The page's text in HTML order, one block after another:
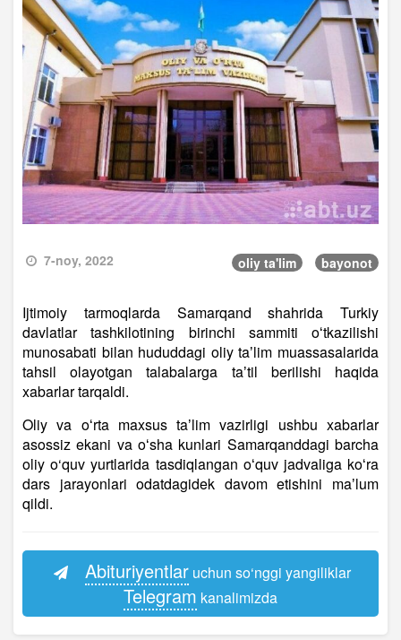
7-noy, 2022 oliy ta'lim bayonot
Ijtimoiy tarmoqlarda Samarqand shahrida Turkiy
davlatlar tashkilotining birinchi sammiti oʻtkazilishi
munosabati bilan hududdagi oliy taʼlim muassasalarida
tahsil olayotgan talabalarga taʼtil berilishi haqida
xabarlar tarqaldi.
Oliy va oʻrta maxsus taʼlim vazirligi ushbu xabarlar
asossiz ekani va oʻsha kunlari Samarqanddagi barcha
oliy o‘quv yurtlarida tasdiqlangan oʻquv jadvaliga koʻra
dars jarayonlari odatdagidek davom etishini maʼlum
qildi.
Abituriyentlaruchun so‘nggi yangiliklar
Telegram kanalimizda